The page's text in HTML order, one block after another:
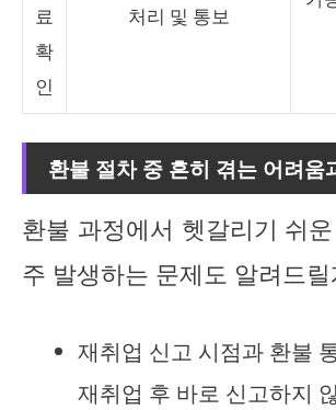
료
확
인
처리 및 통보
환불 절차 중 흔히 겪는 어려움
환불 과정에서 헷갈리기 쉬
주 발생하는 문제도 알려드
재취업 신고 시점과 환불
재취업 후 바로 신고하지